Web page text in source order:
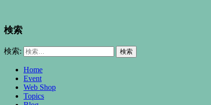
検索
検索:
Home
Event
Web Shop
Topics